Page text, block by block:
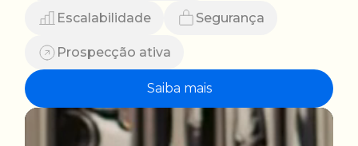
Escalabilidade Segurança
Prospecção ativa
Saiba mais